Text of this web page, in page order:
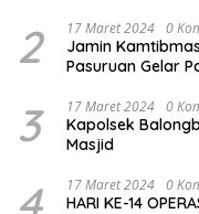
2 17 Maret 2024 0
Jamin
Pasuruan Gelar
3 17 Maret 2024 0
Kapolsek
Masjid
17 Maret 2024 0
HARI KE-14